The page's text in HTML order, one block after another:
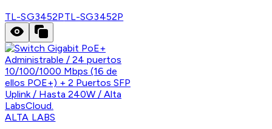
TL-SG3452PTL-SG3452P
ALTA LABS